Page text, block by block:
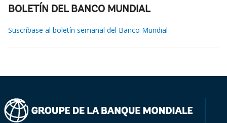
BOLETÍN DEL BANCO MUNDIAL
Suscríbase al boletín semanal del Banco Mundial